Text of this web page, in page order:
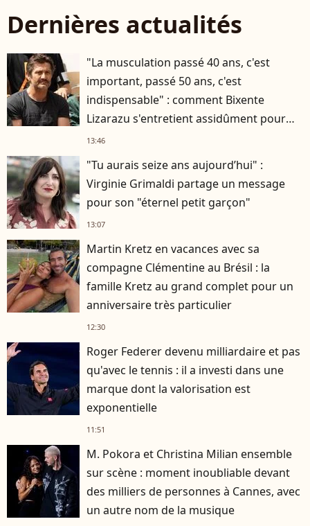
Dernières actualités
"La musculation passé 40 ans, c'est
important, passé 50 ans, c'est
indispensable" : comment Bixente
Lizarazu s'entretient assidûment pour
rester musclé à 56 ans ?
13:46
"Tu aurais seize ans aujourd’hui" :
Virginie Grimaldi partage un message
pour son "éternel petit garçon"
13:07
Martin Kretz en vacances avec sa
compagne Clémentine au Brésil : la
famille Kretz au grand complet pour un
anniversaire très particulier
12:30
Roger Federer devenu milliardaire et pas
qu'avec le tennis : il a investi dans une
marque dont la valorisation est
exponentielle
11:51
M. Pokora et Christina Milian ensemble
sur scène : moment inoubliable devant
des milliers de personnes à Cannes, avec
un autre nom de la musique